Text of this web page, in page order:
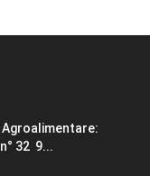
Agroalimentare:
32 9...